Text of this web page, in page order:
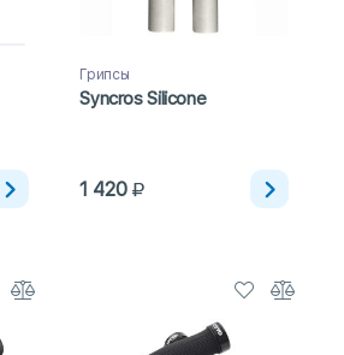
Грипсы
Syncros Silicone
1 420